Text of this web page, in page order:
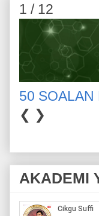
1 / 12
50 SOALAN
❮ ❯
AKADEMI